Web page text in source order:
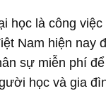
học là công việc
Nam hiện nay
sự miễn phí để
học và gia